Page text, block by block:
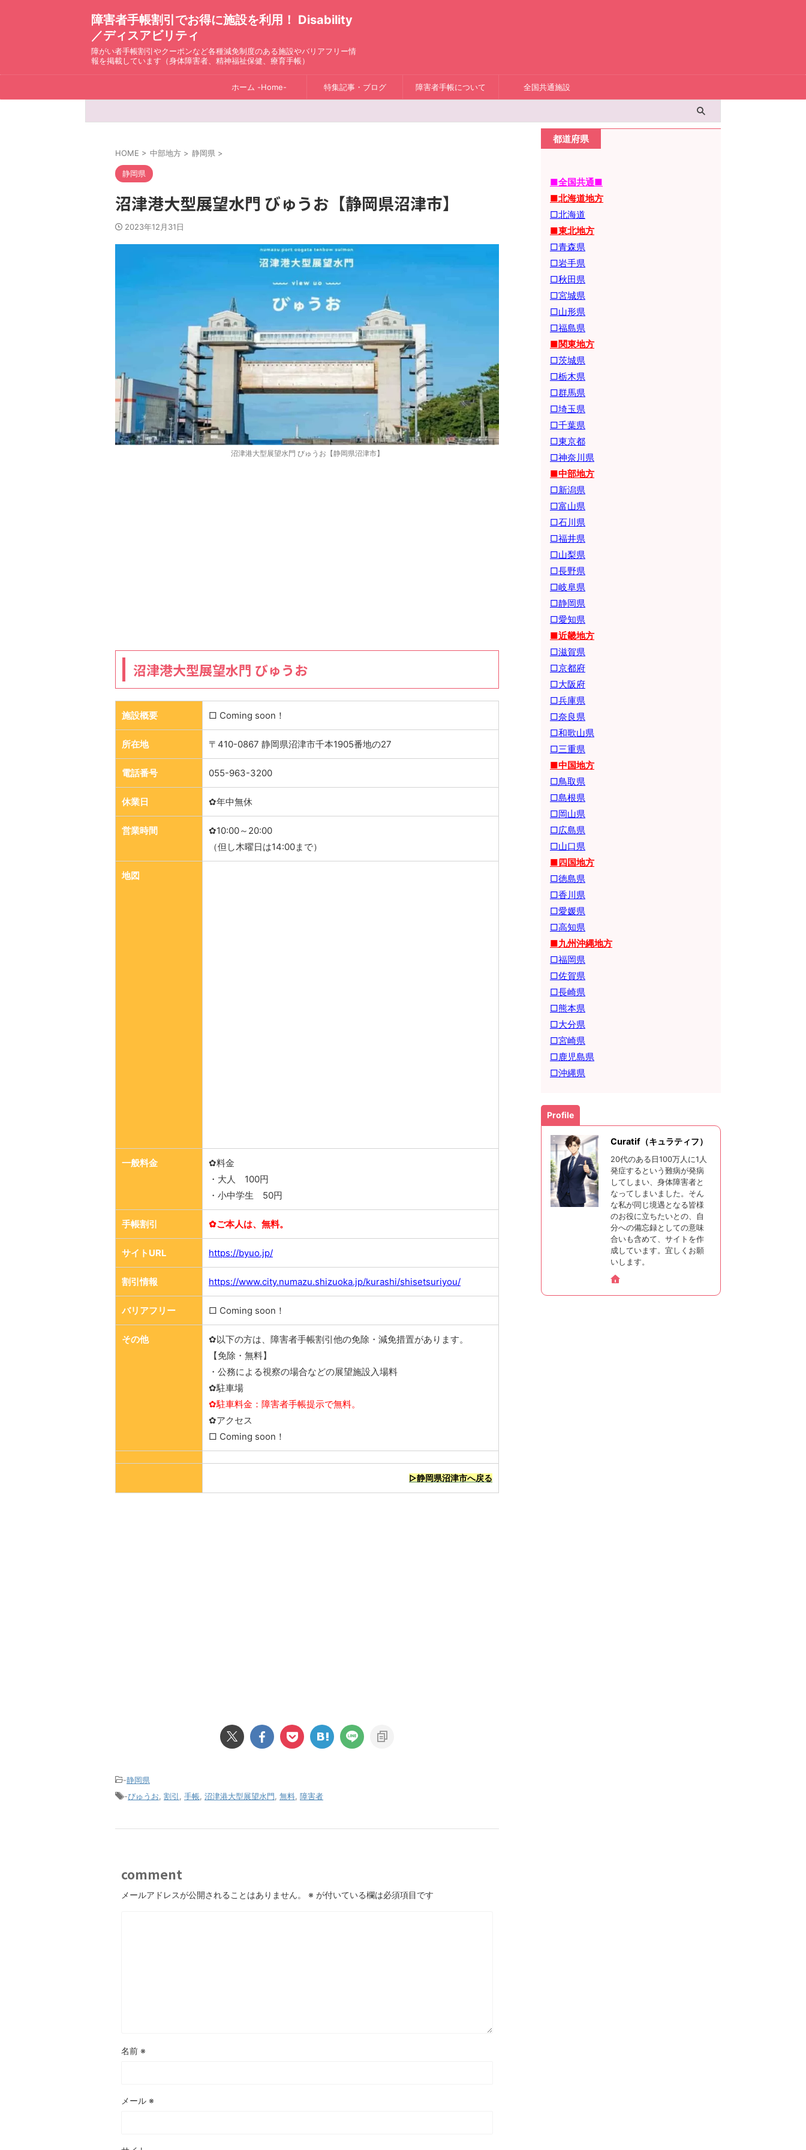
障害者手帳割引でお得に施設を利用！ Disability
／ディスアビリティ
障がい者手帳割引やクーポンなど各種減免制度のある施設やバリアフリー情
報を掲載しています（身体障害者、精神福祉保健、療育手帳）
ホーム -Home- 特集記事・ブログ 障害者手帳について 全国共通施設
HOME > 中部地方 > 静岡県 >
静岡県
沼津港大型展望水門 びゅうお【静岡県沼津市】
2023年12月31日
沼津港大型展望水門 びゅうお【静岡県沼津市】
沼津港大型展望水門 びゅうお
施設概要 □ Coming soon！
所在地 〒410-0867 静岡県沼津市千本1905番地の27
電話番号 055-963-3200
休業日 ✿年中無休
営業時間
✿10:00～20:00
（但し木曜日は14:00まで）
地図
一般料金
✿料金
・大人 100円
・小中学生 50円
手帳割引 ✿ご本人は、無料。
サイトURL https://byuo.jp/
割引情報 https://www.city.numazu.shizuoka.jp/kurashi/shisetsuriyou/
バリアフリー □ Coming soon！
その他
✿以下の方は、障害者手帳割引他の免除・減免措置があります。
【免除・無料】
・公務による視察の場合などの展望施設入場料
✿駐車場
✿駐車料金：障害者手帳提示で無料。
✿アクセス
□ Coming soon！
▷静岡県沼津市へ戻る
-静岡県
-びゅうお 割引 手帳 沼津港大型展望水門 無料 障害者
comment
メールアドレスが公開されることはありません。 ※ が付いている欄は必須項目です
名前 ※
メール ※
都道府県
■全国共通■
■北海道地方
□北海道
■東北地方
□青森県
□岩手県
□秋田県
□宮城県
□山形県
□福島県
■関東地方
□茨城県
□栃木県
□群馬県
□埼玉県
□千葉県
□東京都
□神奈川県
■中部地方
□新潟県
□富山県
□石川県
□福井県
□山梨県
□長野県
□岐阜県
□静岡県
□愛知県
■近畿地方
□滋賀県
□京都府
□大阪府
□兵庫県
□奈良県
□和歌山県
□三重県
■中国地方
□鳥取県
□島根県
□岡山県
□広島県
□山口県
■四国地方
□徳島県
□香川県
□愛媛県
□高知県
■九州沖縄地方
□福岡県
□佐賀県
□長崎県
□熊本県
□大分県
□宮崎県
□鹿児島県
□沖縄県
Profile
Curatif（キュラティフ）
20代のある日100万人に1人
発症するという難病が発病
してしまい、身体障害者と
なってしまいました。そん
な私が同じ境遇となる皆様
のお役に立ちたいとの、自
分への備忘録としての意味
合いも含めて、サイトを作
成しています。宜しくお願
いします。